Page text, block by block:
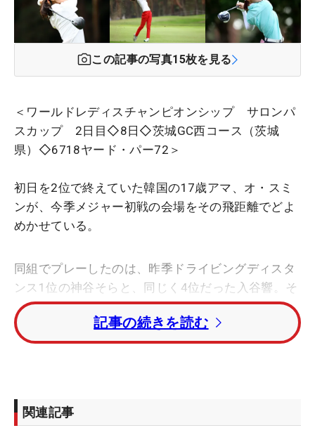
この記事の写真15枚を見る
＜ワールドレディスチャンピオンシップ サロンパ
スカップ 2日目◇8日◇茨城GC西コース（茨城
県）◇6718ヤード・パー72＞
初日を2位で終えていた韓国の17歳アマ、オ・スミ
ンが、今季メジャー初戦の会場をその飛距離でどよ
めかせている。
同組でプレーしたのは、昨季ドライビングディスタ
ンス1位の神谷そらと、同じく4位だった入谷響。そ
んな日本ツアーを代表する飛ばし屋2人を圧倒する
ドライバーショットは圧巻だ。オーバードライブす
るシーンも目立ち、2人がフェアウェイウッドを握
「（パー3を除く14ホールは）全部ドライバーで
す。みなさんはフェアウェイキープのために刻んだ
記事の続きを読む
関連記事